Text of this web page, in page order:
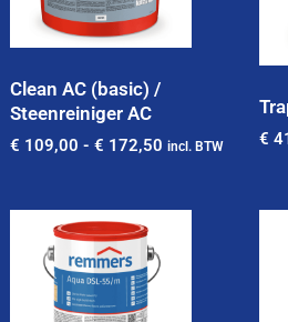
Clean AC (basic) /
Steenreiniger AC
€ 109,00 - € 172,50 incl. BTW €